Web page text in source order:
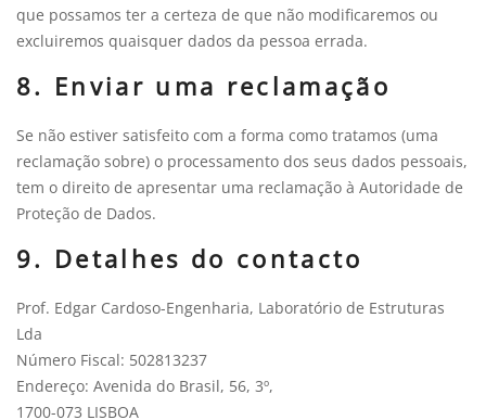
que possamos ter a certeza de que não modificaremos ou
excluiremos quaisquer dados da pessoa errada.
8. Enviar uma reclamação
Se não estiver satisfeito com a forma como tratamos (uma
reclamação sobre) o processamento dos seus dados pessoais,
tem o direito de apresentar uma reclamação à Autoridade de
Proteção de Dados.
9. Detalhes do contacto
Prof. Edgar Cardoso-Engenharia, Laboratório de Estruturas
Lda
Número Fiscal: 502813237
Endereço: Avenida do Brasil, 56, 3º,
1700-073 LISBOA